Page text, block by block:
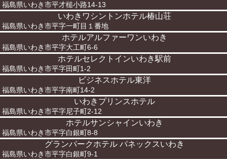
福島県いわき市平才槌小路14-13
いわきワシントンホテル椿山荘
福島県いわき市平字一町目１番地
ホテルアルファーワンいわき
福島県いわき市平字大工町6-6
ホテルセレクトインいわき駅前
福島県いわき市平字田町1-2
ビジネスホテル東洋
福島県いわき市平字南町14-2
いわきプリンスホテル
福島県いわき市平字尼子町2-12
ホテルサンシャインいわき
福島県いわき市平字白銀町8-8
グランパークホテル パネックスいわき
福島県いわき市平字白銀町9-1